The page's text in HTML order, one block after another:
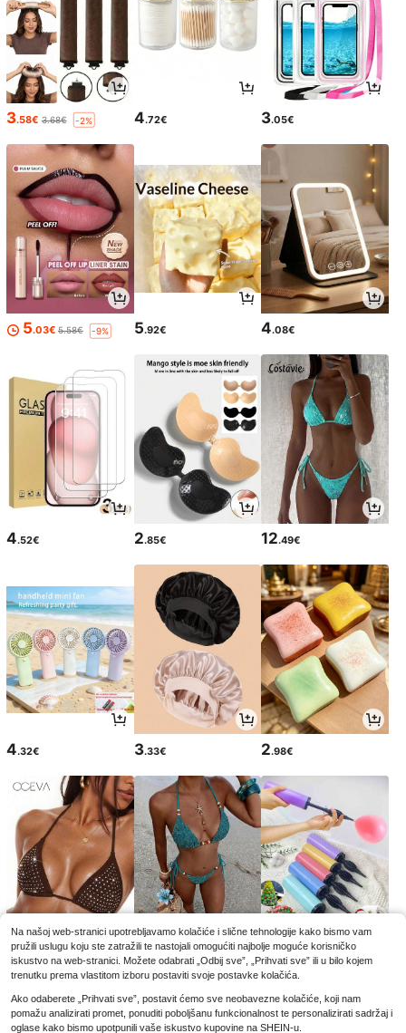
3.58€ 3.68€ -2% 4.72€ 3.05€
5.03€ 5.58€ -9% 5.92€ 4.08€
4.52€ 2.85€ 12.49€
4.32€ 3.33€ 2.98€
8.49€8.99€ -5% 11.84€ 2.95€2.97€
Na našoj web-stranici upotrebljavamo kolačiće i slične tehnologije kako bismo vam
pružili uslugu koju ste zatražili te nastojali omogućiti najbolje moguće korisničko
iskustvo na web-stranici. Možete odabrati „Odbij sve”, „Prihvati sve” ili u bilo kojem
trenutku prema vlastitom izboru postaviti svoje postavke kolačića.
Ako odaberete „Prihvati sve”, postavit ćemo sve neobavezne kolačiće, koji nam
pomažu analizirati promet, ponuditi poboljšanu funkcionalnost te personalizirati sadržaj i
oglase kako bismo upotpunili vaše iskustvo kupovine na SHEIN-u.